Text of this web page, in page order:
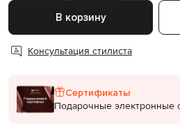
В корзину
Консультация стилиста
Сертификаты
Подарочные электронные